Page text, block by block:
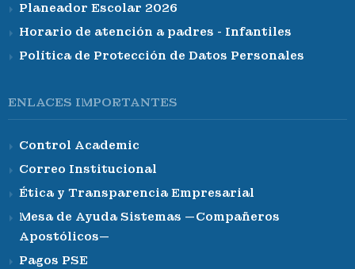
Planeador Escolar 2026
Horario de atención a padres - Infantiles
Política de Protección de Datos Personales
ENLACES IMPORTANTES
Control Academic
Correo Institucional
Ética y Transparencia Empresarial
Mesa de Ayuda Sistemas —Compañeros
Apostólicos—
Pagos PSE